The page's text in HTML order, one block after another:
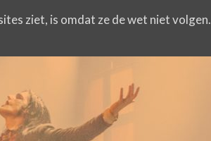
ziet, is omdat ze de wet niet volgen.